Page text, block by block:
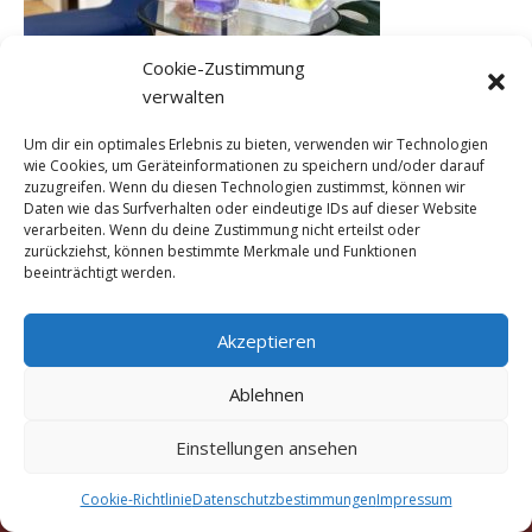
Cookie-Zustimmung
verwalten
Um dir ein optimales Erlebnis zu bieten, verwenden wir Technologien
wie Cookies, um Geräteinformationen zu speichern und/oder darauf
zuzugreifen. Wenn du diesen Technologien zustimmst, können wir
Daten wie das Surfverhalten oder eindeutige IDs auf dieser Website
verarbeiten. Wenn du deine Zustimmung nicht erteilst oder
zurückziehst, können bestimmte Merkmale und Funktionen
beeinträchtigt werden.
Akzeptieren
Ablehnen
Einstellungen ansehen
Cookie-RichtlinieDatenschutzbestimmungenImpressum
← Vorheriger Medien
Massage München Truderinger Straße 306a, 81825